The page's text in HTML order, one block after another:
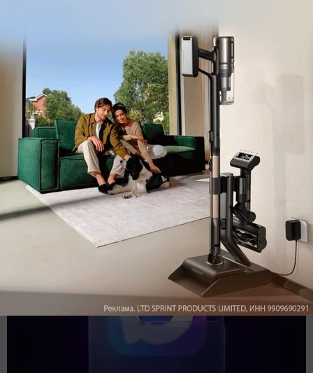
Подпишись на наш канал в мессенджере МАХ